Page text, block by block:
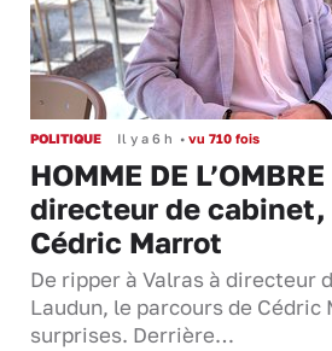
POLITIQUE Il y a 6 h • vu 710 fois
HOMME DE
directeur de cabinet,
Cédric Marrot
De ripper à Valras à directeur
Laudun, le parcours de Cédric
surprises. Derrière…